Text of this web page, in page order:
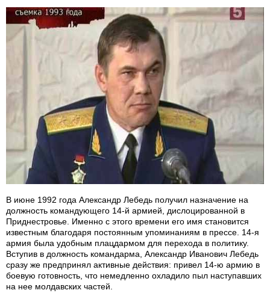
В июне 1992 года Александр Лебедь получил назначение на
должность командующего 14-й армией, дислоцированной в
Приднестровье. Именно с этого времени его имя становится
известным благодаря постоянным упоминаниям в прессе. 14-я
армия была удобным плацдармом для перехода в политику.
Вступив в должность командарма, Александр Иванович Лебедь
сразу же предпринял активные действия: привел 14-ю армию в
боевую готовность, что немедленно охладило пыл наступавших
на нее молдавских частей.